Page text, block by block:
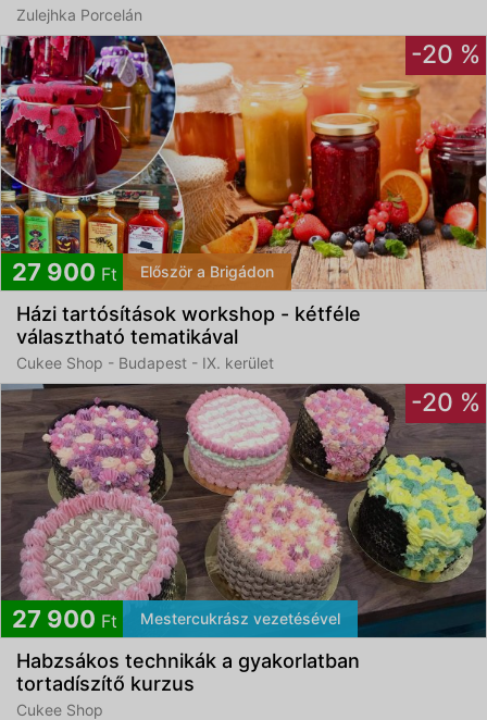
Zulejhka Porcelán
-20 %
27 900 Ft Először a Brigádon
Házi tartósítások workshop - kétféle
választható tematikával
Cukee Shop - Budapest - IX. kerület
-20 %
27 900 Ft Mestercukrász vezetésével
Habzsákos technikák a gyakorlatban
tortadíszítő kurzus
Cukee Shop